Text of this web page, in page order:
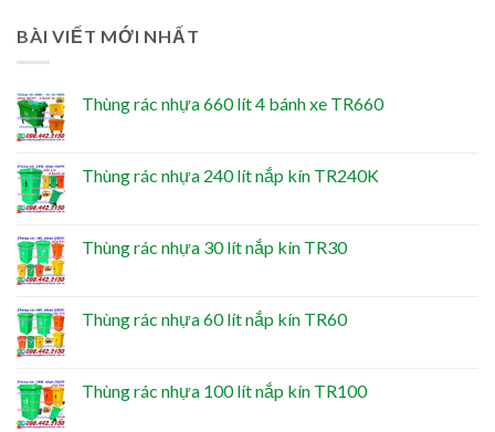
BÀI VIẾT MỚI NHẤT
Thùng rác nhựa 660 lít 4 bánh xe TR660
Thùng rác nhựa 240 lít nắp kín TR240K
Thùng rác nhựa 30 lít nắp kín TR30
Thùng rác nhựa 60 lít nắp kín TR60
Thùng rác nhựa 100 lít nắp kín TR100